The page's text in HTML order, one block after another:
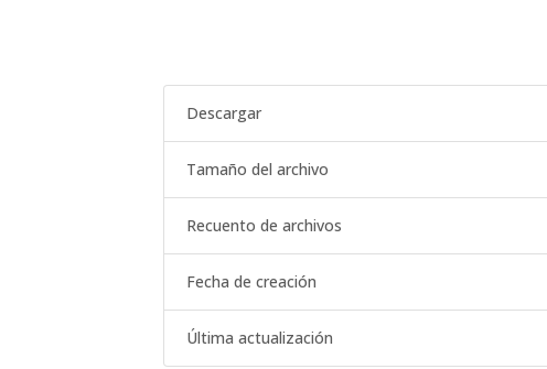
Descargar
Tamaño del archivo
Recuento de archivos
Fecha de creación
Última actualización